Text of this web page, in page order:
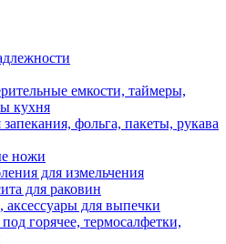
емкости, таймеры,
кухня
запекания, фольга, пакеты, рукава
ножи
для измельчения
для раковин
аксессуары для выпечки
горячее, термосалфетки,